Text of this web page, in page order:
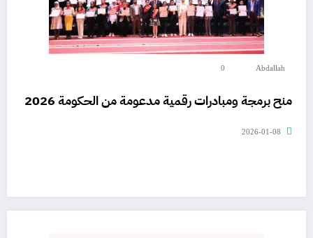
Abdallah
0
منح برمجة ومبادرات رقمية مدعومة من الحكومة 2026
2026-01-08